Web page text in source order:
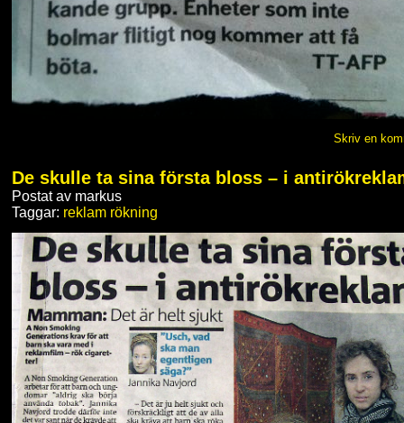
Skriv en
De skulle ta sina första bloss – i
Postat av markus
Taggar: reklam rökning